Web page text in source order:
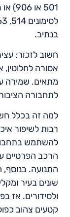
501
בנתיב.
חשוב לזכור:
אסורה לחלוטין,
מתאים. שמירה
לתחבורה
למה זה בכלל
רבות לשיפור
להשתמש
הרכב הפרטיים
התנועה. בנוסף,
שונים בעיר
ולסידורים. אז
קטעים צהוב